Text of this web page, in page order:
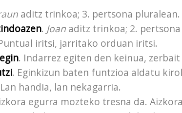
aditz trinkoa; 3. pertsona
. Joan aditz trinkoa; 2.
iritsi, jarritako orduan iritsi.
. Indarrez egiten den keinua,
. Eginkizun baten funtzioa aldatu
handia, lan nekagarria.
egurra mozteko tresna da.